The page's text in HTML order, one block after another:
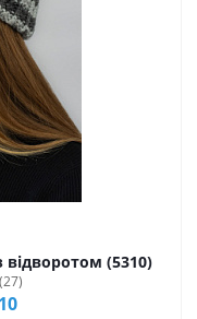
відворотом (5310)